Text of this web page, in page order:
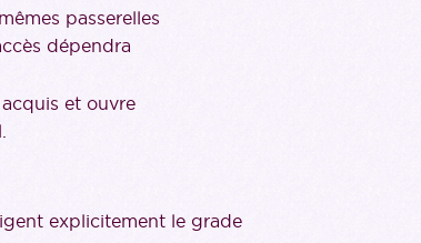
passerelles
dépendra
et ouvre
explicitement le grade